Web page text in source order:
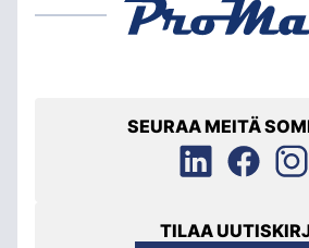
SEURAA MEITÄ
TILAA